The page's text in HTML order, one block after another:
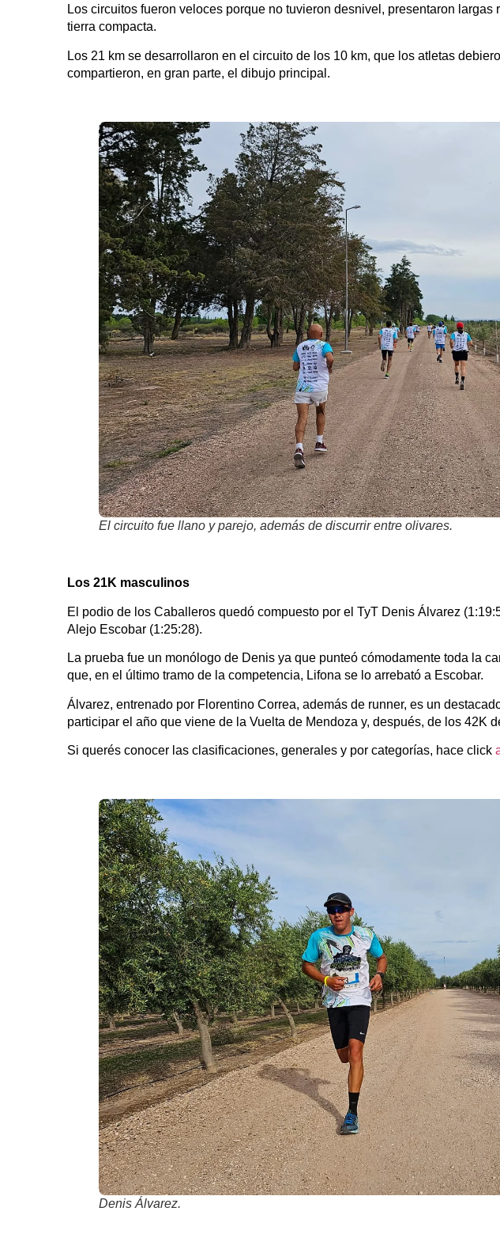
Los circuitos fueron veloces porque no tuvieron desnivel, presentaron
tierra compacta.
Los 21 km se desarrollaron en el circuito de los 10 km, que los atletas
compartieron, en gran parte, el dibujo principal.
El circuito fue llano y parejo, además de discurrir entre olivares.
Los 21K masculinos
El podio de los Caballeros quedó compuesto por el TyT Denis Álvarez
Alejo Escobar (1:25:28).
La prueba fue un monólogo de Denis ya que punteó cómodamente toda la
que, en el último tramo de la competencia, Lifona se lo arrebató a Escobar.
Álvarez, entrenado por Florentino Correa, además de runner, es un
participar el año que viene de la Vuelta de Mendoza y, después, de los 42K
Si querés conocer las clasificaciones, generales y por categorías, hace click
Denis Álvarez.